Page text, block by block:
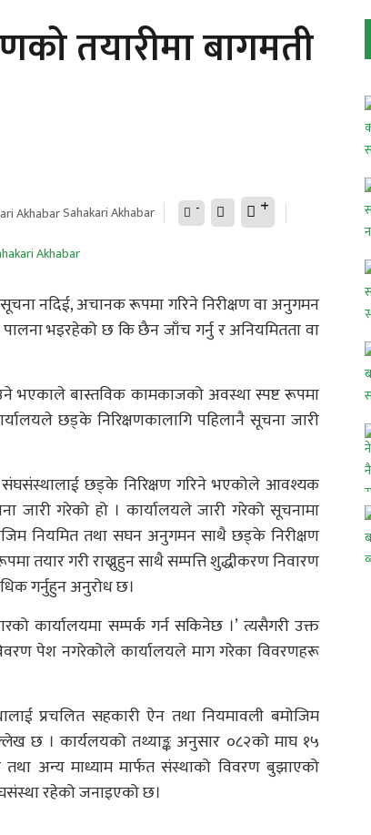
तयारीमा बागमती
Sahakari Akhabar - +
नदिई, अचानक रूपमा गरिने निरीक्षण वा अनुगमन
भइरहेको छ कि छैन जाँच गर्नु र अनियमितता वा
भएकाले बास्तविक कामकाजको अवस्था स्पष्ट रूपमा
छड्के निरिक्षणकालागि पहिलानै सूचना जारी
संघसंस्थालाई छड्के निरिक्षण गरिने भएकोले आवश्यक
जारी गरेको हो । कार्यालयले जारी गरेको सूचनामा
नियमित तथा सघन अनुगमन साथै छड्के निरीक्षण
तयार गरी राख्नुहुन साथै सम्पत्ति शुद्धीकरण निवारण
गर्नुहुन अनुरोध छ।
कार्यालयमा सम्पर्क गर्न सकिनेछ ।’ त्यसैगरी उक्त
पेश नगरेकोले कार्यालयले माग गरेका विवरणहरू
प्रचलित सहकारी ऐन तथा नियमावली बमोजिम
छ । कार्यलयको तथ्याङ्क अनुसार ०८२को माघ १५
अन्य माध्याम मार्फत संस्थाको विवरण बुझाएको
रहेको जनाइएको छ।